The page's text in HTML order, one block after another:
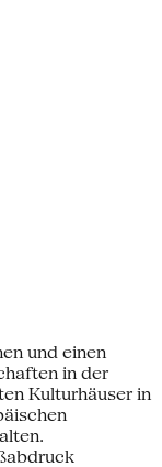
und einen
in der
Kulturhäuser in